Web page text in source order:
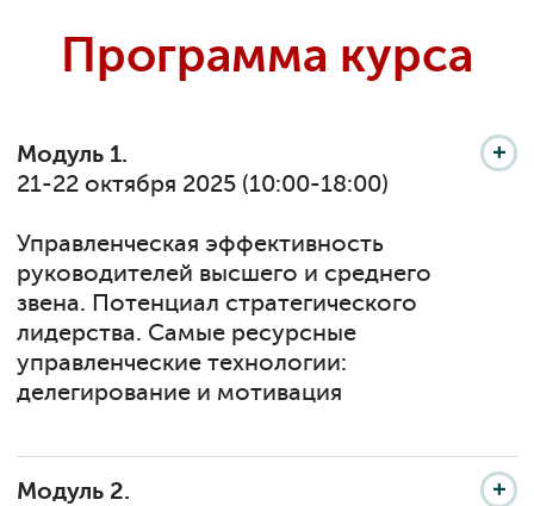
Программа курса
Модуль 1.
21-22 октября 2025 (10:00-18:00)
Управленческая эффективность
руководителей высшего и среднего
звена. Потенциал стратегического
лидерства. Самые ресурсные
управленческие технологии:
делегирование и мотивация
Модуль 2.